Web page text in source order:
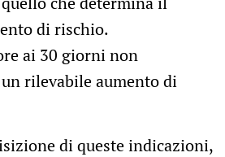
di rischio.
ai 30 giorni non
rilevabile aumento di
di queste indicazioni,